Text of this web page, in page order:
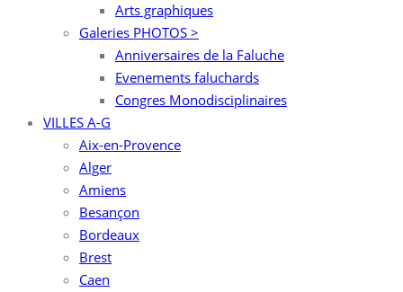
Arts graphiques
Galeries PHOTOS >
Anniversaires de la Faluche
Evenements faluchards
Congres Monodisciplinaires
VILLES A-G
Aix-en-Provence
Alger
Amiens
Besançon
Bordeaux
Brest
Caen